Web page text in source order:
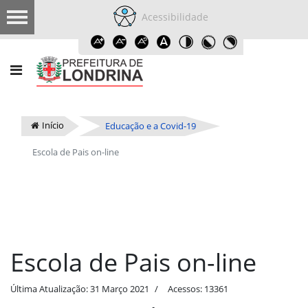
Acessibilidade
Início Educação e a Covid-19
Escola de Pais on-line
Escola de Pais on-line
Última Atualização: 31 Março 2021 Acessos: 13361